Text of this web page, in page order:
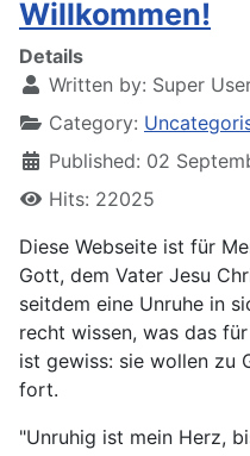
Willkommen!
Details
Written by: Super
Category:
Published: 02
Hits: 22025
Diese Webseite ist für
Gott, dem Vater Jesu
seitdem eine Unruhe in
recht wissen, was das
ist gewiss: sie wollen zu
fort.
"Unruhig ist mein Herz,